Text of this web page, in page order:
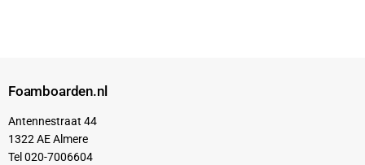
Foamboarden.nl
Antennestraat 44
1322 AE Almere
Tel 020-7006604